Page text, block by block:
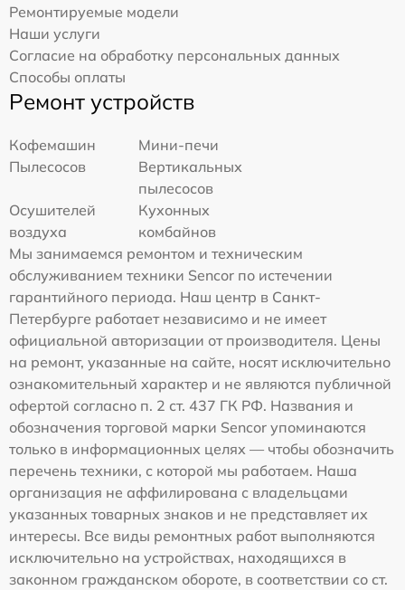
Ремонтируемые модели
Наши услуги
Согласие на обработку персональных данных
Способы оплаты
Ремонт устройств
Кофемашин
Мини-печи
Пылесосов
Вертикальных
пылесосов
Осушителей
воздуха
Кухонных
комбайнов
Мы занимаемся ремонтом и техническим
обслуживанием техники Sencor по истечении
гарантийного периода. Наш центр в Санкт-
Петербурге работает независимо и не имеет
официальной авторизации от производителя. Цены
на ремонт, указанные на сайте, носят исключительно
ознакомительный характер и не являются публичной
офертой согласно п. 2 ст. 437 ГК РФ. Названия и
обозначения торговой марки Sencor упоминаются
только в информационных целях — чтобы обозначить
перечень техники, с которой мы работаем. Наша
организация не аффилирована с владельцами
указанных товарных знаков и не представляет их
интересы. Все виды ремонтных работ выполняются
исключительно на устройствах, находящихся в
законном гражданском обороте, в соответствии со ст.